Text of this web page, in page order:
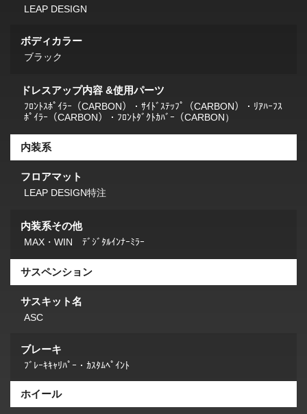
LEAP DESIGN
ボディカラー
ブラック
ドレスアップ内容 &使用パーツ
ﾌﾛﾝﾄｽﾎﾟｲﾗｰ（CARBON）・ｻｲﾄﾞｽﾃｯﾌﾟ（CARBON）・ﾘｱﾊｰﾌｽ
ﾎﾟｲﾗｰ（CARBON）・ﾌﾛﾝﾄﾀﾞｸﾄｶﾊﾞｰ（CARBON）
内装系
フロアマット
LEAP DESIGN特注
内装系その他
MAX・WIN ﾃﾞｼﾞﾀﾙｲﾝﾅｰﾐﾗｰ
サスペンション
サスキット名
ASC
ブレーキ
ﾌﾞﾚｰｷｷｬﾘﾊﾟｰ・ｶｽﾀﾑﾍﾟｲﾝﾄ
ホイール